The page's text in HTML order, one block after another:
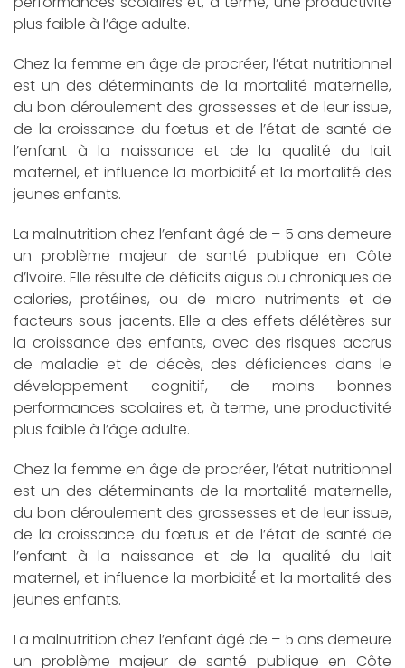
plus faible à l’âge adulte.
Chez la femme en âge de procréer, l’état nutritionnel
est un des déterminants de la mortalité maternelle,
du bon déroulement des grossesses et de leur issue,
de la croissance du fœtus et de l’état de santé de
l’enfant à la naissance et de la qualité du lait
maternel, et influence la morbidité́ et la mortalité des
jeunes enfants.
La malnutrition chez l’enfant âgé de – 5 ans demeure
un problème majeur de santé publique en Côte
d’Ivoire. Elle résulte de déficits aigus ou chroniques de
calories, protéines, ou de micro nutriments et de
facteurs sous-jacents. Elle a des effets délétères sur
la croissance des enfants, avec des risques accrus
de maladie et de décès, des déficiences dans le
développement cognitif, de moins bonnes
performances scolaires et, à terme, une productivité
plus faible à l’âge adulte.
Chez la femme en âge de procréer, l’état nutritionnel
est un des déterminants de la mortalité maternelle,
du bon déroulement des grossesses et de leur issue,
de la croissance du fœtus et de l’état de santé de
l’enfant à la naissance et de la qualité du lait
maternel, et influence la morbidité́ et la mortalité des
jeunes enfants.
La malnutrition chez l’enfant âgé de – 5 ans demeure
un problème majeur de santé publique en Côte